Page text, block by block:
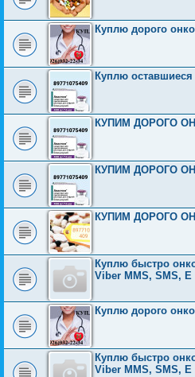
Куплю дорого
Куплю оставшиеся
КУПИМ ДОРОГО
КУПИМ ДОРОГО
КУПИМ ДОРОГО
Куплю быстро
Viber MMS, SMS, E
Куплю дорого
Куплю быстро
Viber MMS, SMS, E